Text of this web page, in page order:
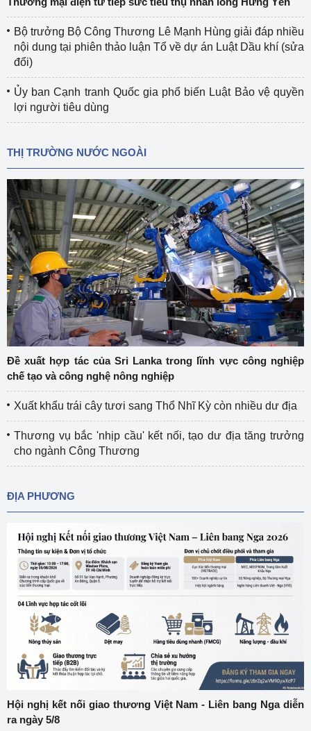
Bộ trưởng Bộ Công Thương Lê Mạnh Hùng giải đáp nhiều
nội dung tại phiên thảo luận Tổ về dự án Luật Dầu khí (sửa
đổi)
Ủy ban Cạnh tranh Quốc gia phổ biến Luật Bảo vệ quyền
lợi người tiêu dùng
THỊ TRƯỜNG NƯỚC NGOÀI
Đề xuất hợp tác của Sri Lanka trong lĩnh vực công nghiệp
chế tạo và công nghệ nông nghiệp
Xuất khẩu trái cây tươi sang Thổ Nhĩ Kỳ còn nhiều dư địa
Thương vụ bắc 'nhịp cầu' kết nối, tạo dư địa tăng trưởng
cho ngành Công Thương
ĐỊA PHƯƠNG
Hội nghị kết nối giao thương Việt Nam - Liên bang Nga diễn
ra ngày 5/8